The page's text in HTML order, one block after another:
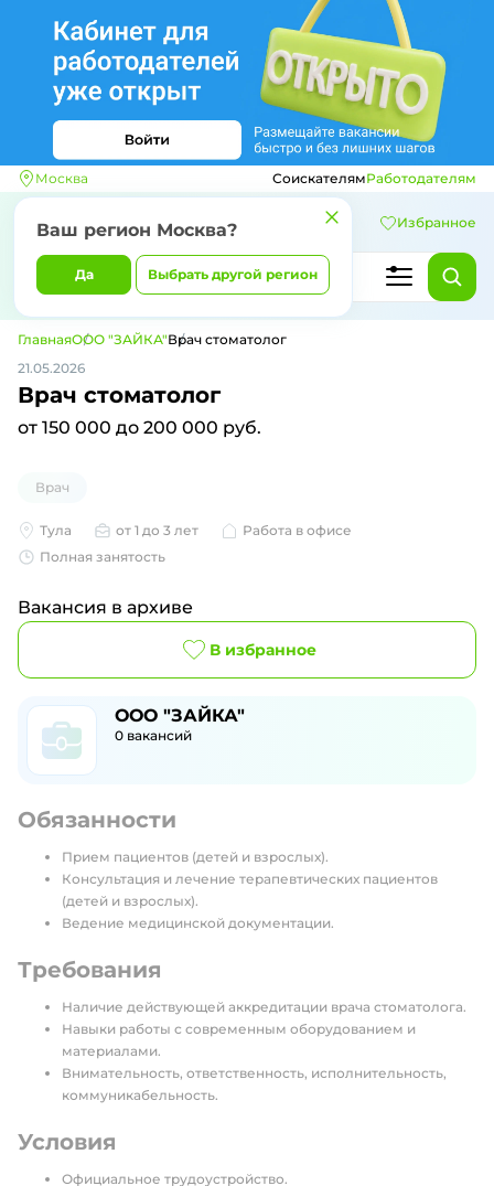
Москва
Ваш регион Москва?
Да Выбрать другой регион
СоискателямРаботодателям
Избранное
ГлавнаяООО "ЗАЙКА"Врач стоматолог
21.05.2026
Врач стоматолог
от 150 000 до 200 000 руб.
Врач
Тула от 1 до 3 лет
Работа в офисе
Полная занятость
Вакансия в архиве
В избранное
ООО "ЗАЙКА"
0 вакансий
Обязанности
Прием пациентов (детей и взрослых).
Консультация и лечение терапевтических пациентов
(детей и взрослых).
Ведение медицинской документации.
Требования
Наличие действующей аккредитации врача стоматолога.
Навыки работы с современным оборудованием и
материалами.
Внимательность, ответственность, исполнительность,
коммуникабельность.
Условия
Официальное трудоустройство.